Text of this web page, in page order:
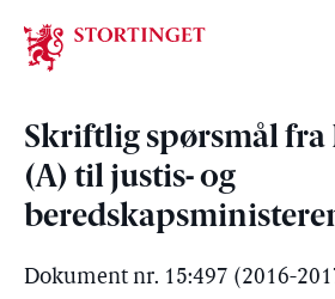
Stortinget.no
Skriftlig spørsmål fra
(A) til justis- og
Dokument nr. 15:497 (2016-